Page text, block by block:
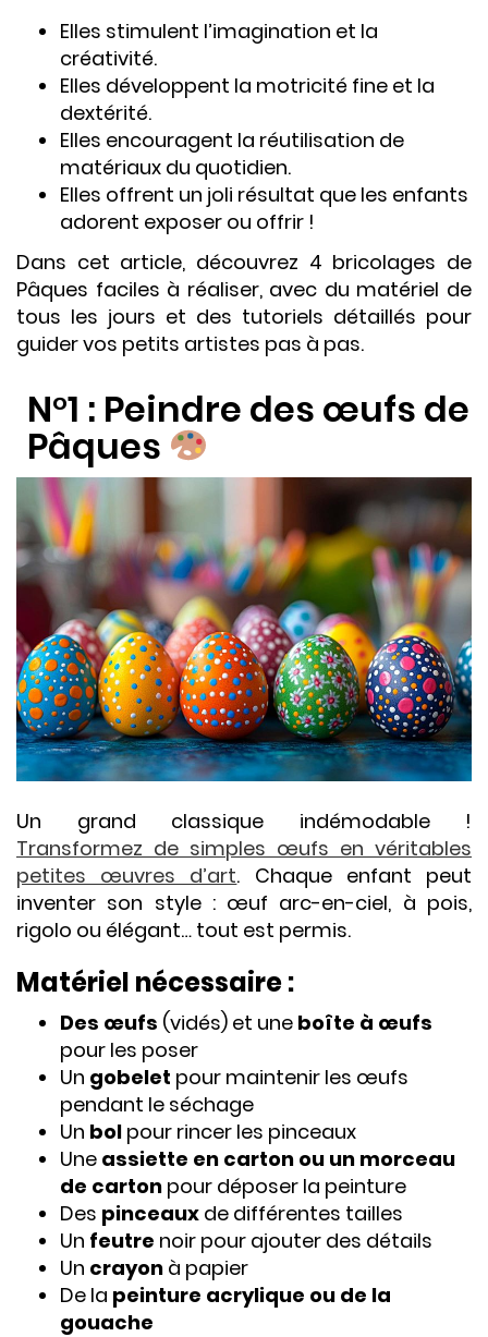
Elles stimulent l’imagination et la
créativité.
Elles développent la motricité fine et la
dextérité.
Elles encouragent la réutilisation de
matériaux du quotidien.
Elles offrent un joli résultat que les enfants
adorent exposer ou offrir !
Dans cet article, découvrez 4 bricolages de
Pâques faciles à réaliser, avec du matériel de
tous les jours et des tutoriels détaillés pour
guider vos petits artistes pas à pas.
N°1 : Peindre des œufs de
Pâques
Un grand classique indémodable !
Transformez de simples œufs en véritables
petites œuvres d’art. Chaque enfant peut
inventer son style : œuf arc-en-ciel, à pois,
rigolo ou élégant… tout est permis.
Matériel nécessaire :
Des œufs (vidés) et une boîte à œufs
pour les poser
Un gobelet pour maintenir les œufs
pendant le séchage
Un bol pour rincer les pinceaux
Une assiette en carton ou un morceau
de carton pour déposer la peinture
Des pinceaux de différentes tailles
Un feutre noir pour ajouter des détails
Un crayon à papier
De la peinture acrylique ou de la
gouache